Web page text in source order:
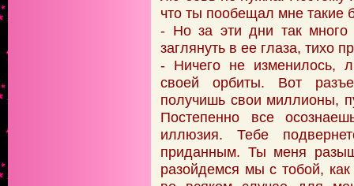
что ты пообещал мне такие
- Но за эти дни так много
заглянуть в ее глаза, тихо
- Ничего не изменилось,
своей орбиты. Вот
получишь свои миллионы,
Постепенно все
иллюзия. Тебе
приданным. Ты меня
разойдемся мы с тобой,